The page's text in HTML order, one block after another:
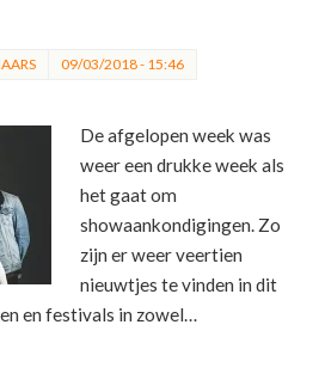
09/03/2018 - 15:46
De afgelopen week was
weer een drukke week als
het gaat om
showaankondigingen. Zo
zijn er weer veertien
nieuwtjes te vinden in dit
en festivals in zowel…